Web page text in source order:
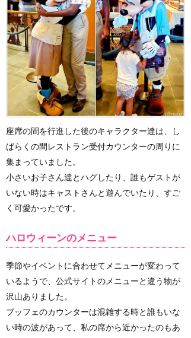
座席の間を行進した後のキャラクター達は、し
ばらくの間レストラン受付カウンターの周りに
集まっていました。
小さいお子さん達とハグしたり、誰もゲストが
いない時はキャストさんと遊んでいたり、すご
く可愛かったです。
ハロウィーンのメニュー
季節やイベントに合わせてメニューが変わって
いるようで、公式サイトのメニューと違う物が
沢山ありました。
ブッフェのカウンターは混雑する時と誰もいな
い時の波があって、私の席から近かったのもあ